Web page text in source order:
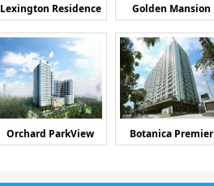
Lexington Residence Golden Mansion
Orchard ParkView Botanica Premier